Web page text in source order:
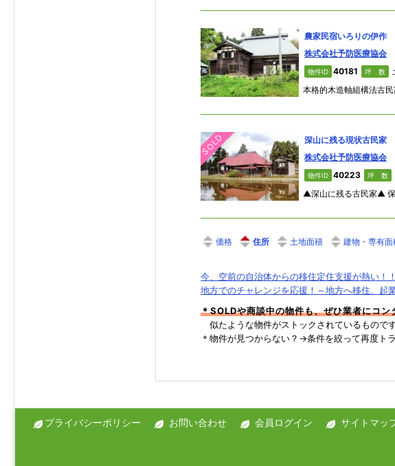
農家民宿いろりの伊作
株式会社予防医療協会
物件ID 40181 坪 数
本格的木造軸組構法古
SOLD
深山に残る現状古民家
株式会社予防医療協会
物件ID 40223 坪 数
価格 住所 土地面積 建物・専有面
今、空前の自治体からの移住定住支援が熱い！！
地方でのチャレンジを応援！～地方へ移住、起
＊SOLDや商談中の物件も、ぜひ業者にコ
似たような物件がストックされているもので
＊物件が見つからない？→条件を絞って再度ト
プライバシーポリシー お問い合わせ 会員ログイン サイトマッ